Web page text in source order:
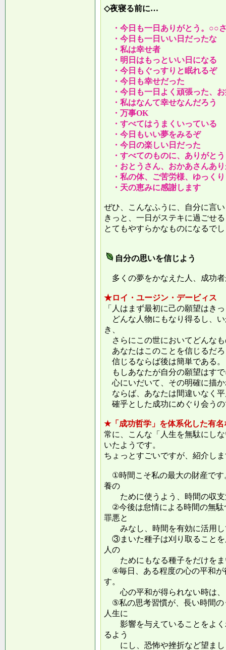
◇夜寝る前に…
・今日も一日ありがとう。○○
・今日も一日いい日だったな
・私は幸せ者
・明日はもっといい日になる
・今日もぐっすりと眠れるぞ
・今日も幸せだった
・今日も一日よく頑張った、
・私はなんて幸せなんだろう
・万事OK
・すべてはうまくいっている
・今日もいい夢をみるぞ
・今日の楽しい日だった
・すべてのものに、ありがとう
・おとうさん、おかあさんあ
・私の体、ご苦労様、ゆっく
・天の恵みに感謝します
ぜひ、こんなふうに、自分に言
きっと、一日がステキに過ごせ
とてもやすらかなものになるで
自分の思いを信じよう
多くの夢をかなえた人、成功
★ロイ・ユージン・デービィス
「人はまず最初に己の願望はき
どんな人物にもなり得るし、
き、
さらにこの世においてどんな
あなたはこのことを信じるだ
信じるならば後は簡単である。
もしあなたが自分の願望はす
心にいだいて、その明確に描
ならば、あなたは間違いなく
確乎とした成功にめぐり会う
★「成功哲学」を体系化した有
常に、こんな「人生を無駄にし
いたようです。
ちょっとすごいですが、紹介し
①時間こそ私の最大の財産です
養の
ために使うよう、時間の収支
②今後は怠情による時間の無駄
罪悪と
みなし、時間を有効に活用し
③まいた種子は刈り取ることを
人の
ためにもなる種子をだけをま
④毎日、ある程度の心の平和が
す。
心の平和が得られない時は、
⑤私の思考習慣が、長い時間の
人生に
影響を与えていることをよく
るよう
にし、恐怖や挫折など望まし